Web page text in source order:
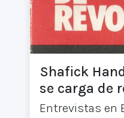
Shafick
se carga de
Entrevistas en